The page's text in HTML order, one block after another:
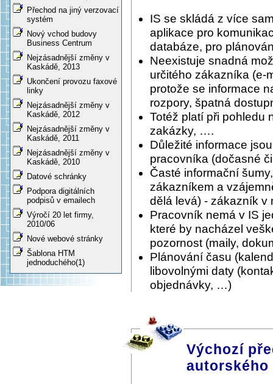
Přechod na jiný verzovací
systém
Nový vchod budovy
Business Centrum
Nejzásadnější změny v
Kaskádě, 2013
Ukončení provozu faxové
linky
Nejzásadnější změny v
Kaskádě, 2012
Nejzásadnější změny v
Kaskádě, 2011
Nejzásadnější změny v
Kaskádě, 2010
Datové schránky
Podpora digitálních
podpisů v emailech
Výročí 20 let firmy,
2010/06
Nové webové stránky
Šablona HTM
jednoduchého(1)
IS se skládá z více
aplikace pro
databáze, pro
Neexistuje snadná
určitého zákazníka (e-
protože se informace
rozpory, špatná
Totéž platí při pohledu
zakázky, ….
Důležité informace
pracovníka (dočasné
Časté informační
zákazníkem a
dělá levá) - zákazník v
Pracovník nemá v IS
které by nacházel
pozornost (maily,
Plánování času
libovolnými daty
objednávky, …)
Výchozí
autorského